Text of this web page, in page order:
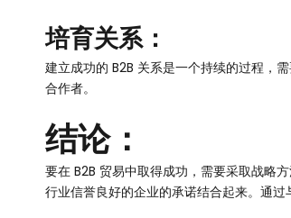
培育关系：
建立成功的 B2B 关系是一个持续的过程，
合作者。
结论：
要在 B2B 贸易中取得成功，需要采取战略
行业信誉良好的企业的承诺结合起来。通